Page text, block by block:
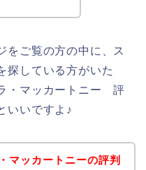
をご覧の方の中に、ス
探している方がいた
・マッカートニー 評
いいですよ♪
マッカートニーの評判